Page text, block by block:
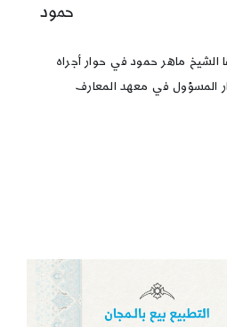
حمود
الشيخ ماهر حمود في حوار أجراه
المسؤول في معهد المعارف